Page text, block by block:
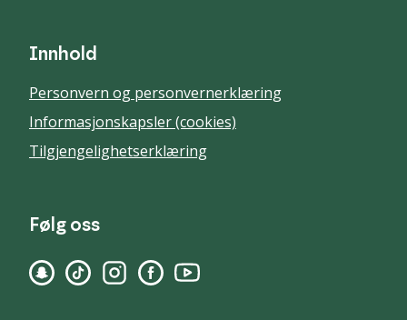
Innhold
Personvern og personvernerklæring
Informasjonskapsler (cookies)
Tilgjengelighetserklæring
Følg oss